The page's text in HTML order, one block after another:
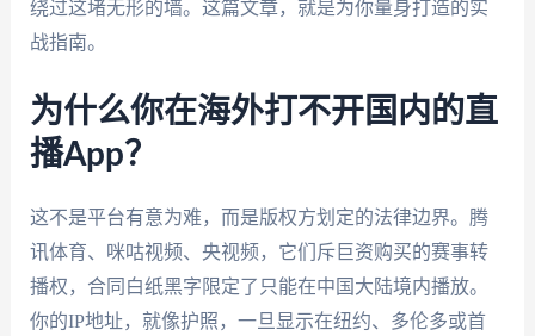
绕过这堵无形的墙。这篇文章，就是为你量身打造的实
战指南。
为什么你在海外打不开国内的直
播App？
这不是平台有意为难，而是版权方划定的法律边界。腾
讯体育、咪咕视频、央视频，它们斥巨资购买的赛事转
播权，合同白纸黑字限定了只能在中国大陆境内播放。
你的IP地址，就像护照，一旦显示在纽约、多伦多或首